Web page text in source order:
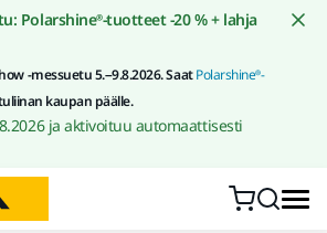
Siirry sisältöön
Polarshine®-tuotteet -20 % + lahja
-messuetu 5.–9.8.2026. SaatPolarshine®-
kaupan päälle.
ja aktivoituu automaattisesti